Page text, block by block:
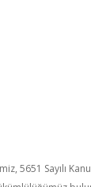
5651 Sayılı